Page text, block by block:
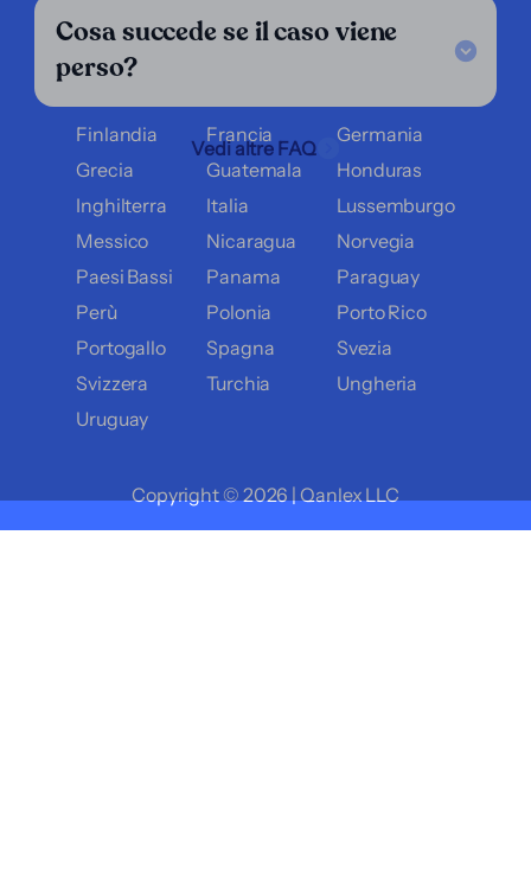
Cosa succede se il caso viene
perso?
Vedi altre FAQ
Bolivia
Brasile
Cile
Colombia
Finlandia
Francia
Germania
Grecia
Guatemala
Honduras
Inghilterra
Italia
Lussemburgo
Messico
Nicaragua
Norvegia
Paesi Bassi
Panama
Paraguay
Perù
Polonia
Porto Rico
Portogallo
Spagna
Svezia
Svizzera
Turchia
Ungheria
Uruguay